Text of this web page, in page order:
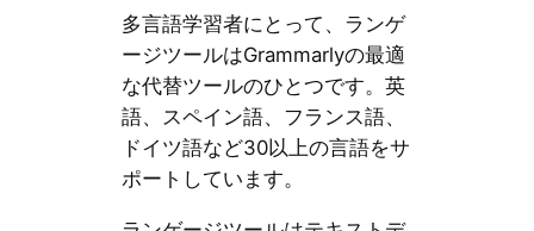
多言語学習者にとって、ランゲ
ージツールはGrammarlyの最適
な代替ツールのひとつです。英
語、スペイン語、フランス語、
ドイツ語など30以上の言語をサ
ポートしています。